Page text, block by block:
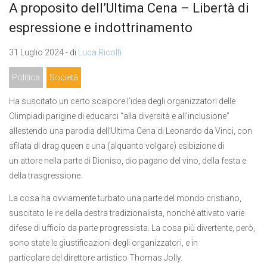
A proposito dell’Ultima Cena – Libertà di
espressione e indottrinamento
31 Luglio 2024 - di Luca Ricolfi
Politica Società
Ha suscitato un certo scalpore l’idea degli organizzatori delle
Olimpiadi parigine di educarci “alla diversità e all’inclusione”
allestendo una parodia dell’Ultima Cena di Leonardo da Vinci, con
sfilata di drag queen e una (alquanto volgare) esibizione di
un attore nella parte di Dioniso, dio pagano del vino, della festa e
della trasgressione.
La cosa ha ovviamente turbato una parte del mondo cristiano,
suscitato le ire della destra tradizionalista, nonché attivato varie
difese di ufficio da parte progressista. La cosa più divertente, però,
sono state le giustificazioni degli organizzatori, e in
particolare del direttore artistico Thomas Jolly.